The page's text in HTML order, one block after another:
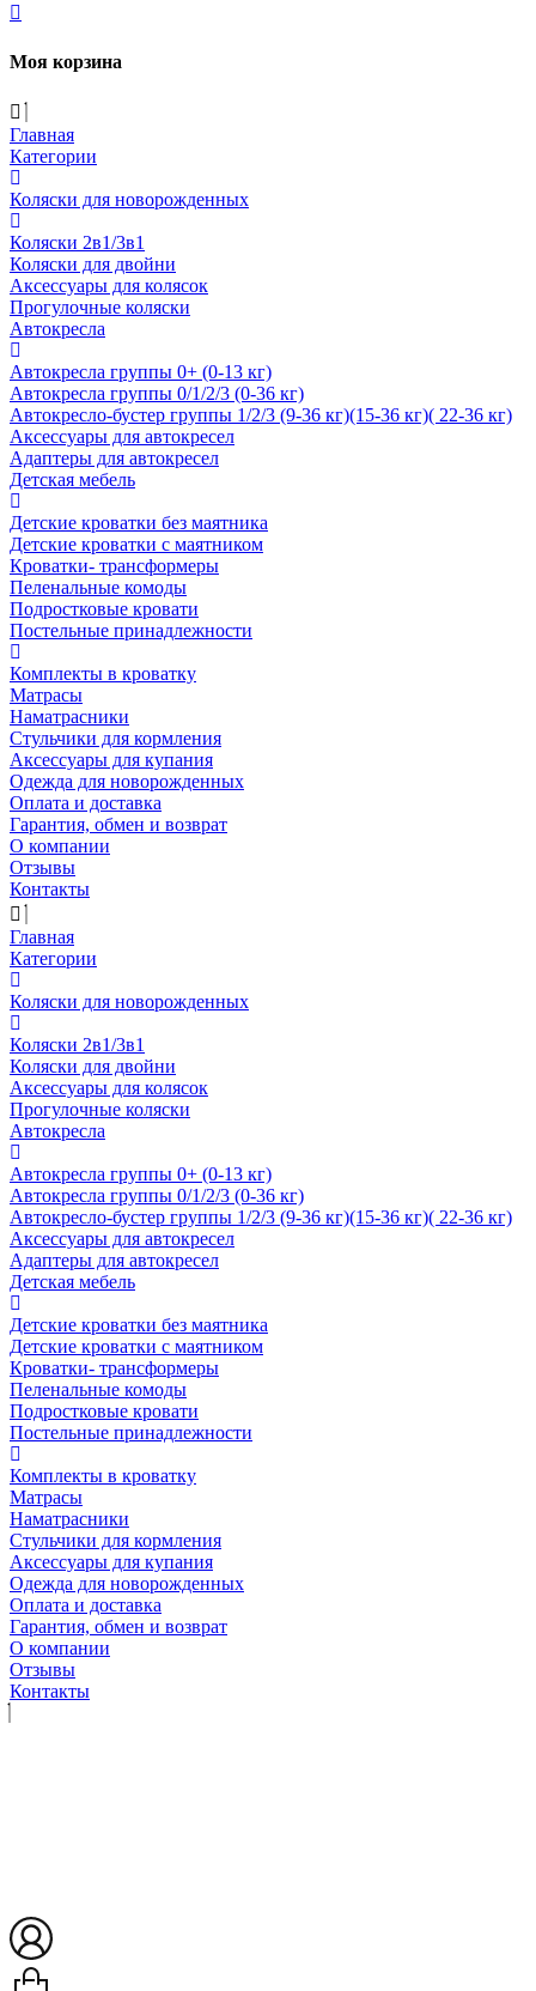
Моя корзина
Главная
Категории
Коляски для новорожденных
Коляски 2в1/3в1
Коляски для двойни
Аксессуары для колясок
Прогулочные коляски
Автокресла
Автокресла группы 0+ (0-13 кг)
Автокресла группы 0/1/2/3 (0-36 кг)
Автокресло-бустер группы 1/2/3 (9-36 кг)(15-36 кг)( 22-36 кг)
Аксессуары для автокресел
Адаптеры для автокресел
Детская мебель
Детские кроватки без маятника
Детские кроватки с маятником
Кроватки- трансформеры
Пеленальные комоды
Подростковые кровати
Постельные принадлежности
Комплекты в кроватку
Матрасы
Наматрасники
Стульчики для кормления
Аксессуары для купания
Одежда для новорожденных
Оплата и доставка
Гарантия, обмен и возврат
О компании
Отзывы
Контакты
Главная
Категории
Коляски для новорожденных
Коляски 2в1/3в1
Коляски для двойни
Аксессуары для колясок
Прогулочные коляски
Автокресла
Автокресла группы 0+ (0-13 кг)
Автокресла группы 0/1/2/3 (0-36 кг)
Автокресло-бустер группы 1/2/3 (9-36 кг)(15-36 кг)( 22-36 кг)
Аксессуары для автокресел
Адаптеры для автокресел
Детская мебель
Детские кроватки без маятника
Детские кроватки с маятником
Кроватки- трансформеры
Пеленальные комоды
Подростковые кровати
Постельные принадлежности
Комплекты в кроватку
Матрасы
Наматрасники
Стульчики для кормления
Аксессуары для купания
Одежда для новорожденных
Оплата и доставка
Гарантия, обмен и возврат
О компании
Отзывы
Контакты